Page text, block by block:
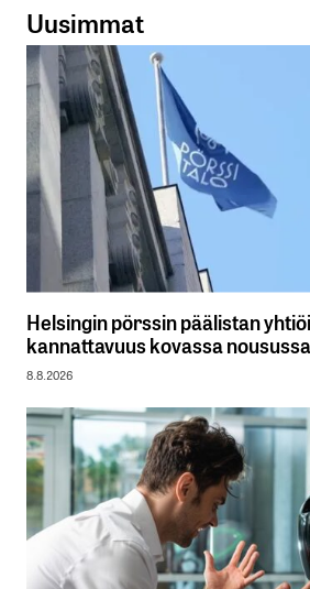
Uusimmat
Helsingin pörssin päälistan
kannattavuus kovassa nousussa
8.8.2026